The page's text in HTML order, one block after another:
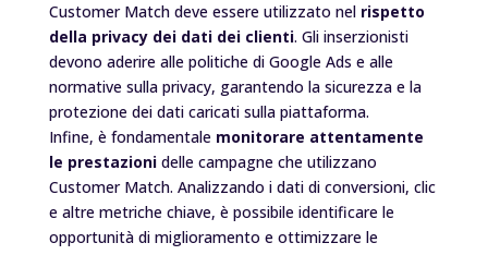
Customer Match deve essere utilizzato nel rispetto
della privacy dei dati dei clienti. Gli inserzionisti
devono aderire alle politiche di Google Ads e alle
normative sulla privacy, garantendo la sicurezza e la
protezione dei dati caricati sulla piattaforma.
Infine, è fondamentale monitorare attentamente
le prestazionidelle campagne che utilizzano
Customer Match. Analizzando i dati di conversioni, clic
e altre metriche chiave, è possibile identificare le
opportunità di miglioramento e ottimizzare le